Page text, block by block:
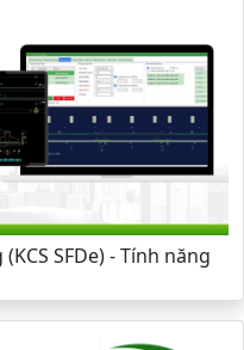
SFDe) - Tính năng